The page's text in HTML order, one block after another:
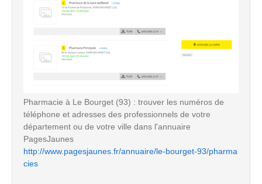
Pharmacie à Le Bourget (93) : trouver les numéros de
téléphone et adresses des professionnels de votre
département ou de votre ville dans l'annuaire
PagesJaunes
http://www.pagesjaunes.fr/annuaire/le-bourget-93/pharma
cies